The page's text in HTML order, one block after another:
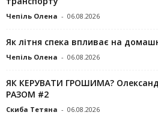
Чепіль Олена - 06.08.2026
Як літня спека впливає на
Чепіль Олена - 06.08.2026
ЯК КЕРУВАТИ ГРОШИМА?
РАЗОМ #2
Скиба Тетяна - 06.08.2026